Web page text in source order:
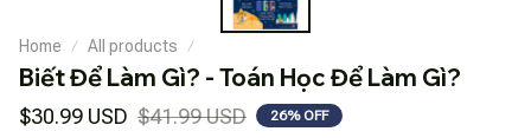
Home All products
Biết Để Làm Gì? - Toán Học Để Làm Gì?
$30.99 USD $41.99 USD 26% OFF